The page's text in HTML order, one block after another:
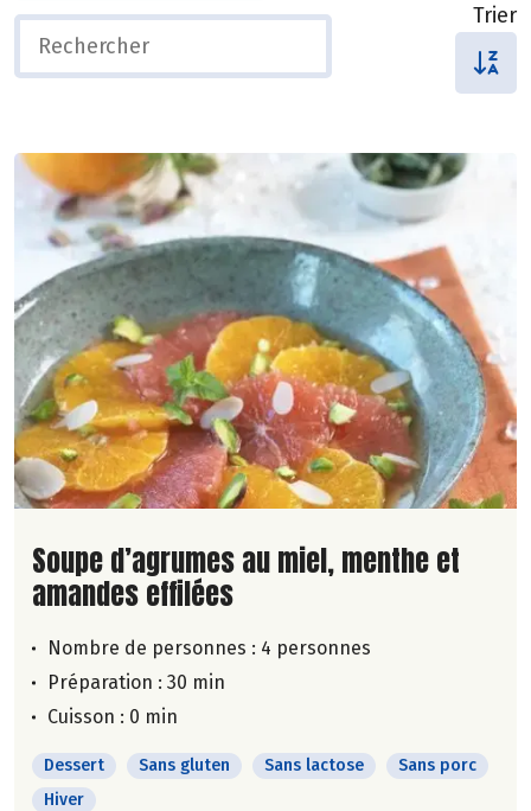
Trier
Lire la suite de la recette
Soupe d’agrumes au miel, menthe et
amandes effilées
Nombre de personnes : 4 personnes
Préparation : 30 min
Cuisson : 0 min
Dessert Sans gluten Sans lactose
Sans porc
Hiver